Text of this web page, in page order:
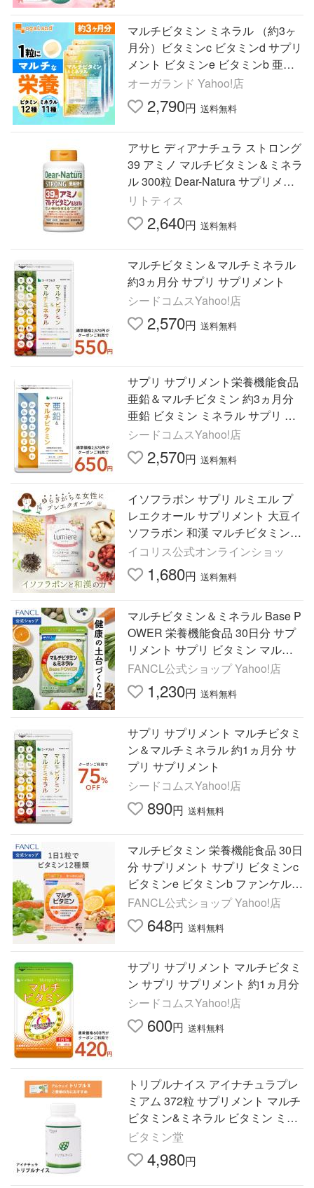
マルチビタミン ミネラル （約3ヶ
月分）ビタミンc ビタミンd サプリ
メント ビタミンe ビタミンb 亜鉛
鉄 栄養機能食品 カルシウム 葉酸
ポイント利用
オーガランド Yahoo!店
2,790円 送料無料
アサヒ ディアナチュラ ストロング
39 アミノ マルチビタミン＆ミネラ
ル 300粒 Dear-Natura サプリメン
ト
リトティス
2,640円 送料無料
マルチビタミン＆マルチミネラル
約3ヵ月分 サプリ サプリメント
シードコムスYahoo!店
2,570円 送料無料
サプリ サプリメント栄養機能食品
亜鉛＆マルチビタミン 約3ヵ月分
亜鉛 ビタミン ミネラル サプリ サ
プリメント
シードコムスYahoo!店
2,570円 送料無料
イソフラボン サプリ ルミエル プ
レエクオール サプリメント 大豆イ
ソフラボン 和漢 マルチビタミン
女性のゆらぎ 30日分 爆買
イコリス公式オンラインショッ
1,680円 送料無料
マルチビタミン＆ミネラル Base P
OWER 栄養機能食品 30日分 サプ
リメント サプリ ビタミン マルチ
ミネラル ファンケル FANCL 公式
FANCL公式ショップ Yahoo!店
1,230円 送料無料
サプリ サプリメント マルチビタミ
ン＆マルチミネラル 約1ヵ月分 サ
プリ サプリメント
シードコムスYahoo!店
890円 送料無料
マルチビタミン 栄養機能食品 30日
分 サプリメント サプリ ビタミンc
ビタミンe ビタミンb ファンケル F
ANCL 公式
FANCL公式ショップ Yahoo!店
648円 送料無料
サプリ サプリメント マルチビタミ
ン サプリ サプリメント 約1ヵ月分
シードコムスYahoo!店
600円 送料無料
トリプルナイス アイナチュラプレ
ミアム 372粒 サプリメント マルチ
ビタミン&ミネラル ビタミン ミネ
ラル ファイトケミカル 活性酸素
野菜不足
ビタミン堂
4,980円